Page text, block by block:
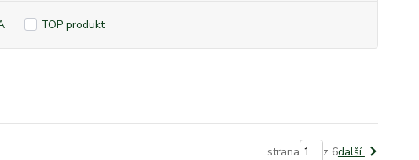
TOP produkt
strana z 6další